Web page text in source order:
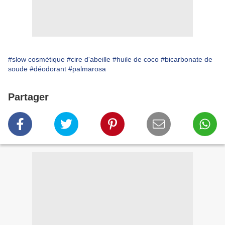
#slow cosmétique #cire d'abeille #huile de coco #bicarbonate de
soude #déodorant #palmarosa
Partager